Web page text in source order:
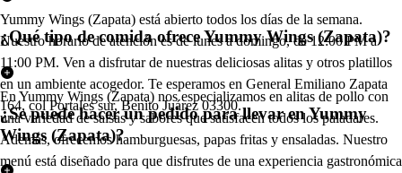
Yummy Wings (Zapata) está abierto todos los días de la semana.
Nuestro horario de atención es de lunes a domingo, de 12:00 PM a
11:00 PM. Ven a disfrutar de nuestras deliciosas alitas y otros platillos
en un ambiente acogedor. Te esperamos en General Emiliano Zapata
164, col Portales sur, Benito Juárez 03300.
¿Qué tipo de comida ofrece Yummy Wings (Zapata)?
En Yummy Wings (Zapata) nos especializamos en alitas de pollo con
una variedad de salsas y sabores que satisfacen todos los paladares.
Además, ofrecemos hamburguesas, papas fritas y ensaladas. Nuestro
menú está diseñado para que disfrutes de una experiencia gastronómica
¿Se puede hacer un pedido para llevar en Yummy
Wings (Zapata)?